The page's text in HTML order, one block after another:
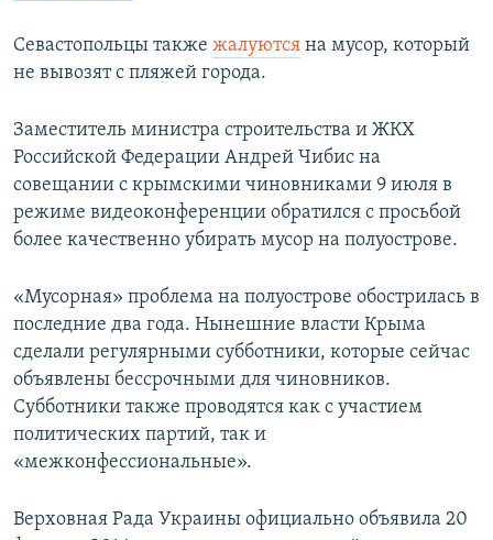
Севастопольцы также жалуются на мусор, который
не вывозят с пляжей города.
Заместитель министра строительства и ЖКХ
Российской Федерации Андрей Чибис на
совещании с крымскими чиновниками 9 июля в
режиме видеоконференции обратился с просьбой
более качественно убирать мусор на полуострове.
«Мусорная» проблема на полуострове обострилась в
последние два года. Нынешние власти Крыма
сделали регулярными субботники, которые сейчас
объявлены бессрочными для чиновников.
Субботники также проводятся как с участием
политических партий, так и
«межконфессиональные».
Верховная Рада Украины официально объявила 20